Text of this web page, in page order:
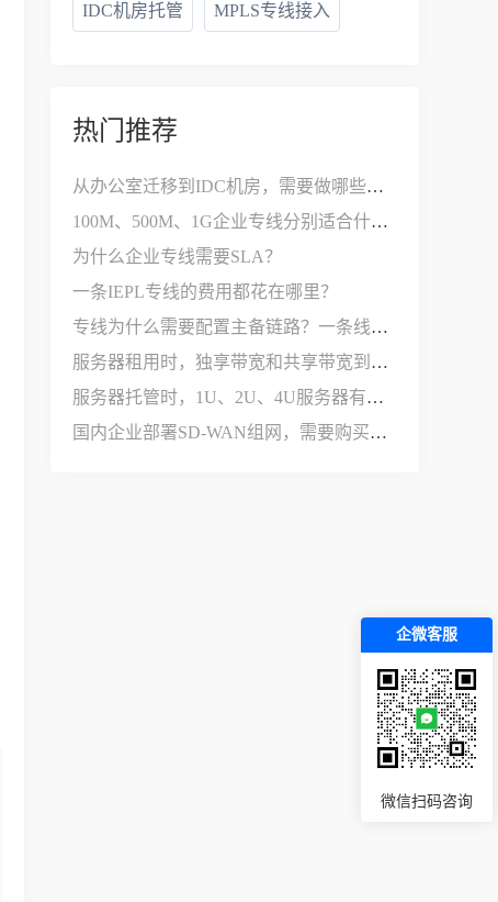
IDC机房托管 MPLS专线接入
热门推荐
从办公室迁移到IDC机房，需要做哪些网络改造？
100M、500M、1G企业专线分别适合什么公司？
为什么企业专线需要SLA？
一条IEPL专线的费用都花在哪里？
专线为什么需要配置主备链路？一条线路不够用吗？
服务器租用时，独享带宽和共享带宽到底有什么区别？
服务器托管时，1U、2U、4U服务器有什么区别？
国内企业部署SD-WAN组网，需要购买哪些设备和服务？
企微客服
微信扫码咨询